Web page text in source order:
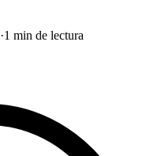
·1 min de lectura